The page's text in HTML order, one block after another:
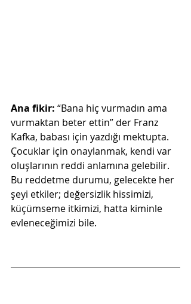
Ana fikir: “Bana hiç vurmadın ama
vurmaktan beter ettin” der Franz
Kafka, babası için yazdığı mektupta.
Çocuklar için onaylanmak, kendi var
oluşlarının reddi anlamına gelebilir.
Bu reddetme durumu, gelecekte her
şeyi etkiler; değersizlik hissimizi,
küçümseme itkimizi, hatta kiminle
evleneceğimizi bile.